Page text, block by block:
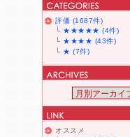
評価 (1687件)
└ ★★★★★ (4件)
└ ★★★★ (43件)
└ ★ (7件)
オススメ